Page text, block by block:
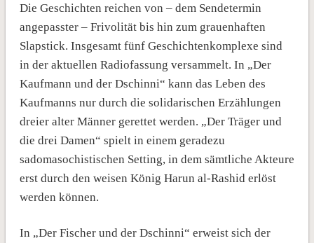
Die Geschichten reichen von – dem Sendetermin
angepasster – Frivolität bis hin zum grauenhaften
Slapstick. Insgesamt fünf Geschichtenkomplexe sind
in der aktuellen Radiofassung versammelt. In „Der
Kaufmann und der Dschinni“ kann das Leben des
Kaufmanns nur durch die solidarischen Erzählungen
dreier alter Männer gerettet werden. „Der Träger und
die drei Damen“ spielt in einem geradezu
sadomasochistischen Setting, in dem sämtliche Akteure
erst durch den weisen König Harun al-Rashid erlöst
werden können.
In „Der Fischer und der Dschinni“ erweist sich der